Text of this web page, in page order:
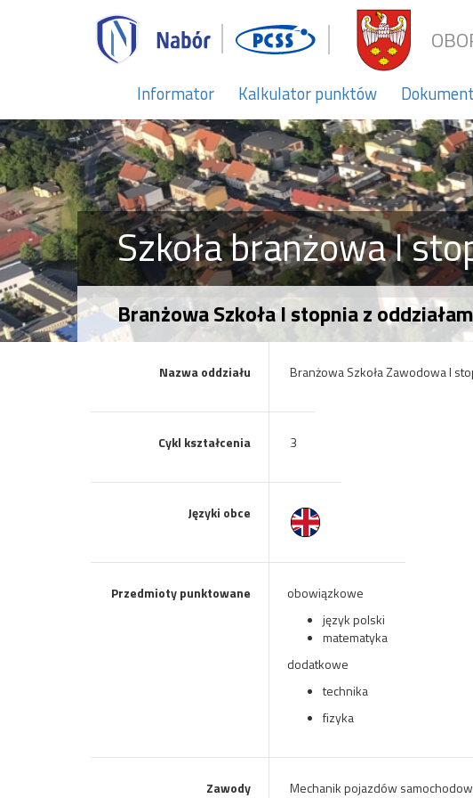
Informator Kalkulator punktów
Szkoła branżowa I
Branżowa Szkoła I stopnia z
Nazwa oddziału Branżowa Szkoła Zawodowa I
Cykl kształcenia 3
Języki obce
Przedmioty punktowane
obowiązkowe
język polski
matematyka
dodatkowe
technika
fizyka
Zawody Mechanik pojazdów